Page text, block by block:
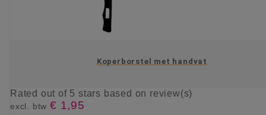
Koperborstel met handvat
Rated out of 5 stars based on review(s)
excl. btw € 1,95